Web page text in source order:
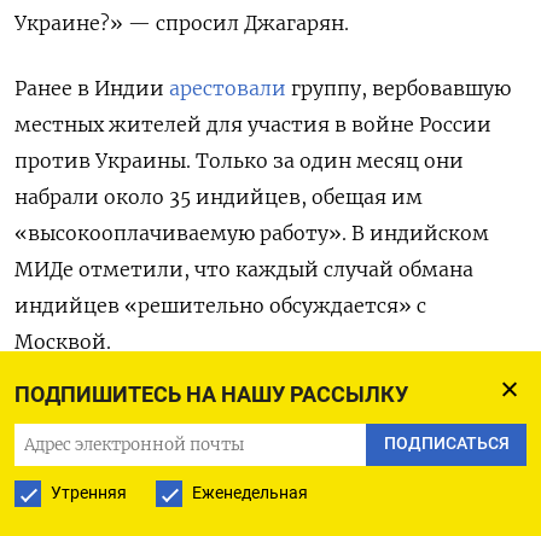
ПОДПИШИТЕСЬ НА НАШУ РАССЫЛКУ
ПОДПИСАТЬСЯ
Утренняя Еженедельная
Украине?» — спросил Джагарян.
Ранее в Индии арестовали группу, вербовавшую
местных жителей для участия в войне России
против Украины. Только за один месяц они
набрали около 35 индийцев, обещая им
«высокооплачиваемую работу». В индийском
МИДе отметили, что каждый случай обмана
индийцев «решительно обсуждается» с
Москвой.
Поданным украинского Центра национального
сопротивления, Россия ищет наемников для
участия в войне в странах Африки, Сирии,
Непале, Кубе, Индии и др. В ноябре прошлого